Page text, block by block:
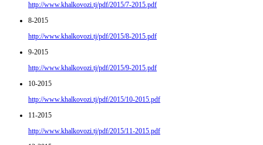
http://www.khalkovozi.tj/pdf/2015/7-2015.pdf
8-2015
http://www.khalkovozi.tj/pdf/2015/8-2015.pdf
9-2015
http://www.khalkovozi.tj/pdf/2015/9-2015.pdf
10-2015
http://www.khalkovozi.tj/pdf/2015/10-2015.pdf
11-2015
http://www.khalkovozi.tj/pdf/2015/11-2015.pdf